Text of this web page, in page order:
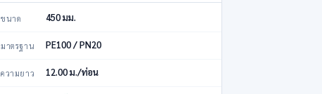
ขนาด 450 มม.
มาตรฐาน PE100 / PN20
ความยาว 12.00 ม./ท่อน